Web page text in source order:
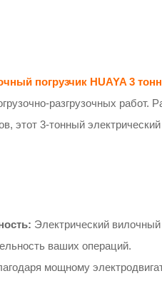
погрузчик HUAYA 3
разгрузочных работ.
этот 3-тонный
Электрический
ваших операций.
мощному